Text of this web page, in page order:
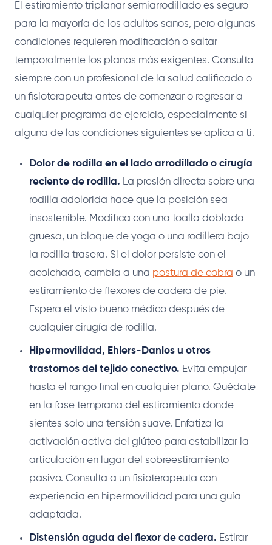
El estiramiento triplanar semiarrodillado es seguro
para la mayoría de los adultos sanos, pero algunas
condiciones requieren modificación o saltar
temporalmente los planos más exigentes. Consulta
siempre con un profesional de la salud calificado o
un fisioterapeuta antes de comenzar o regresar a
cualquier programa de ejercicio, especialmente si
alguna de las condiciones siguientes se aplica a ti.
Dolor de rodilla en el lado arrodillado o cirugía
reciente de rodilla. La presión directa sobre una
rodilla adolorida hace que la posición sea
insostenible. Modifica con una toalla doblada
gruesa, un bloque de yoga o una rodillera bajo
la rodilla trasera. Si el dolor persiste con el
acolchado, cambia a una postura de cobra o un
estiramiento de flexores de cadera de pie.
Espera el visto bueno médico después de
cualquier cirugía de rodilla.
Hipermovilidad, Ehlers-Danlos u otros
trastornos del tejido conectivo. Evita empujar
hasta el rango final en cualquier plano. Quédate
en la fase temprana del estiramiento donde
sientes solo una tensión suave. Enfatiza la
activación activa del glúteo para estabilizar la
articulación en lugar del sobreestiramiento
pasivo. Consulta a un fisioterapeuta con
experiencia en hipermovilidad para una guía
adaptada.
Distensión aguda del flexor de cadera. Estirar